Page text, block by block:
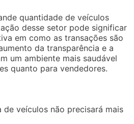
quantidade de veículos
desse setor pode significar
em como as transações são
da transparência e a
um ambiente mais saudável
quanto para vendedores.
de veículos não precisará mais